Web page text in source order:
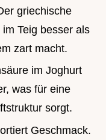
griechische
Teig besser als
zart macht.
im Joghurt
was für eine
sorgt.
Geschmack.